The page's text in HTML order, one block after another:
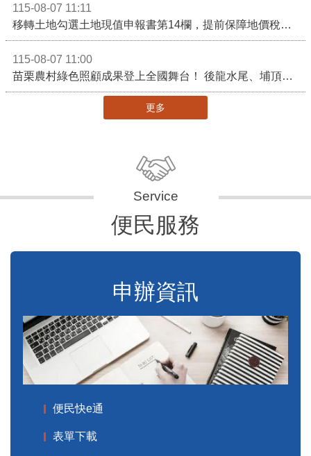
115-08-07 11:11
115-08-07 11:00
更多
便民服務
申辦資訊
便民快e通
表單下載